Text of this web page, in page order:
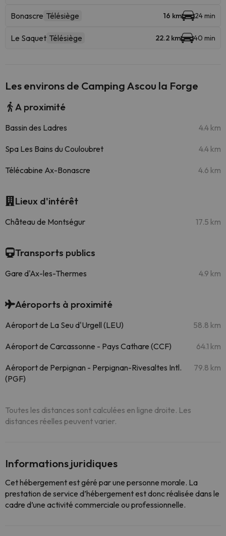
Bonascre Télésiège 16 km 24 min
Le Saquet Télésiège 22.2 km 40 min
Les environs de Camping Ascou la Forge
A proximité
Bassin des Ladres 4.4 km
Spa Les Bains du Couloubret 4.4 km
Télécabine Ax-Bonascre 4.6 km
Lieux d'intérêt
Château de Montségur 17.5 km
Transports publics
Gare d'Ax-les-Thermes 4.9 km
Aéroports à proximité
Aéroport de La Seu d'Urgell (LEU) 58.8 km
Aéroport de Carcassonne - Pays Cathare (CCF) 64.1 km
Aéroport de Perpignan - Perpignan-Rivesaltes Intl.
(PGF)
79.8 km
Toutes les distances sont calculées en ligne droite. Les
distances réelles peuvent varier.
Informations juridiques
Cet hébergement est géré par une personne morale. La
prestation de service d’hébergement est donc réalisée dans le
cadre d’une activité commerciale ou professionnelle.